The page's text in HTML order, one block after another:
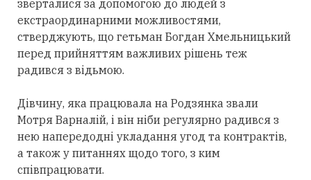
зверталися за допомогою до людей з
екстраординарними можливостями,
стверджують, що гетьман Богдан Хмельницький
перед прийняттям важливих рішень теж
радився з відьмою.
Дівчину, яка працювала на Родзянка звали
Мотря Варналій, і він ніби регулярно радився з
нею напередодні укладання угод та контрактів,
а також у питаннях щодо того, з ким
співпрацювати.